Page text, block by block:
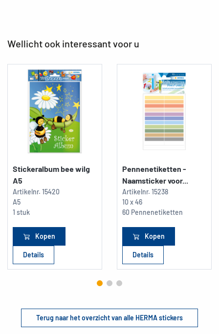
Wellicht ook interessant voor u
Stickeralbum bee wilg
A5
Artikelnr. 15420
A5
1 stuk
Kopen
Details
Pennenetiketten -
Naamsticker voor...
Artikelnr. 15238
10 x 46
60 Pennenetiketten
Kopen
Details
Terug naar het overzicht van alle HERMA stickers